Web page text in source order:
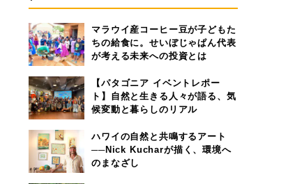
マラウイ産コーヒー豆が子どもた
ちの給食に。せいぼじゃぱん代表
が考える未来への投資とは
【パタゴニア イベントレポー
ト】自然と生きる人々が語る、気
候変動と暮らしのリアル
ハワイの自然と共鳴するアート
──Nick Kucharが描く、環境へ
のまなざし